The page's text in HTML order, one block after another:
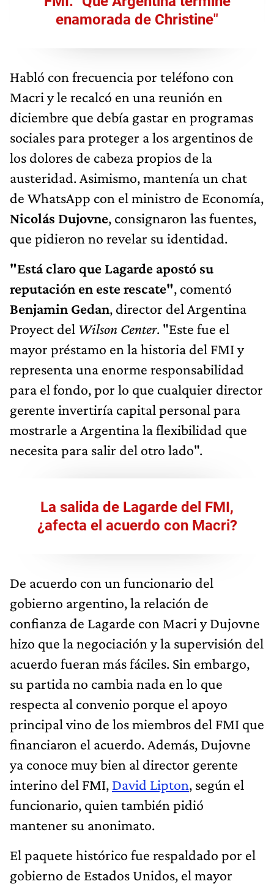
enamorada de Christine"
Habló con frecuencia por teléfono con
Macri y le recalcó en una reunión en
diciembre que debía gastar en programas
sociales para proteger a los argentinos de
los dolores de cabeza propios de la
austeridad. Asimismo, mantenía un chat
de WhatsApp con el ministro de Economía,
Nicolás Dujovne, consignaron las fuentes,
que pidieron no revelar su identidad.
"Está claro que Lagarde apostó su
reputación en este rescate", comentó
Benjamin Gedan, director del Argentina
Proyect del Wilson Center. "Este fue el
mayor préstamo en la historia del FMI y
representa una enorme responsabilidad
para el fondo, por lo que cualquier director
gerente invertiría capital personal para
mostrarle a Argentina la flexibilidad que
necesita para salir del otro lado".
La salida de Lagarde del FMI,
¿afecta el acuerdo con Macri?
De acuerdo con un funcionario del
gobierno argentino, la relación de
confianza de Lagarde con Macri y Dujovne
hizo que la negociación y la supervisión del
acuerdo fueran más fáciles. Sin embargo,
su partida no cambia nada en lo que
respecta al convenio porque el apoyo
principal vino de los miembros del FMI que
financiaron el acuerdo. Además, Dujovne
ya conoce muy bien al director gerente
interino del FMI, David Lipton, según el
funcionario, quien también pidió
mantener su anonimato.
El paquete histórico fue respaldado por el
gobierno de Estados Unidos, el mayor